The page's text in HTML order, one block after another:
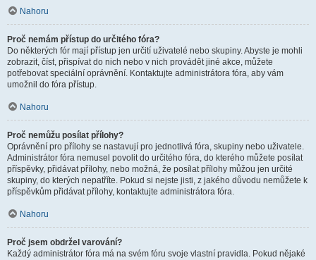
Nahoru
Proč nemám přístup do určitého fóra?
Do některých fór mají přístup jen určití uživatelé nebo skupiny. Abyste je mohli
zobrazit, číst, přispívat do nich nebo v nich provádět jiné akce, můžete
potřebovat speciální oprávnění. Kontaktujte administrátora fóra, aby vám
umožnil do fóra přístup.
Nahoru
Proč nemůžu posílat přílohy?
Oprávnění pro přílohy se nastavují pro jednotlivá fóra, skupiny nebo uživatele.
Administrátor fóra nemusel povolit do určitého fóra, do kterého můžete posílat
příspěvky, přidávat přílohy, nebo možná, že posílat přílohy můžou jen určité
skupiny, do kterých nepatříte. Pokud si nejste jisti, z jakého důvodu nemůžete k
příspěvkům přidávat přílohy, kontaktujte administrátora fóra.
Nahoru
Proč jsem obdržel varování?
Každý administrátor fóra má na svém fóru svoje vlastní pravidla. Pokud nějaké